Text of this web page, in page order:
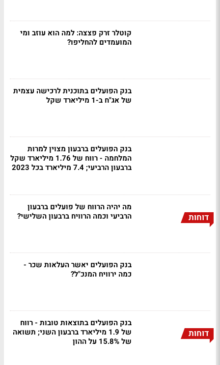
קוטלר זרק פצצה: למה הוא עוזב ומי
המועמדים להחליפו?
בנק הפועלים בתוכנית לרכישה עצמית
של אג"ח ב-1 מיליארד שקל
בנק הפועלים ברבעון מצוין למרות
המלחמה - רווח של 1.76 מיליארד שקל
ברבעון הרביעי; 7.4 מיליארד בכל 2023
דוחות
מה יהיה הרווח של פועלים ברבעון
הרביעי וכמה הרוויח ברבעון השלישי?
בנק הפועלים יאשר העלאות שכר -
כמה ירוויח המנכ"ל?
דוחות
בנק הפועלים בתוצאות טובות - רווח
של 1.9 מיליארד ברבעון השני; תשואה
של 15.8% על ההון